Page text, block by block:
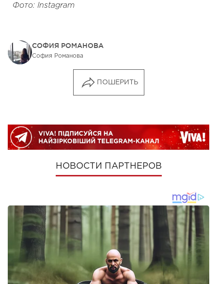
Фото: Instagram
СОФИЯ РОМАНОВА
София Романова
ПОШЕРИТЬ
НОВОСТИ ПАРТНЕРОВ